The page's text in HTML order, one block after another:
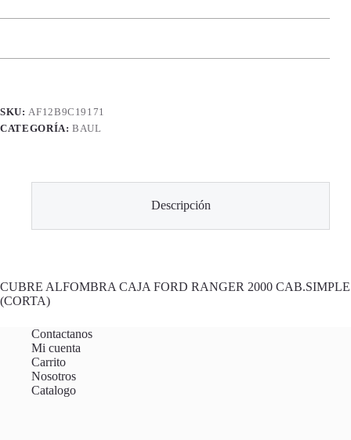
SKU: AF12B9C19171
CATEGORÍA:BAUL
Descripción
CUBRE ALFOMBRA CAJA FORD RANGER 2000 CAB.SIMPLE
(CORTA)
Contactanos
Mi cuenta
Carrito
Nosotros
Catalogo